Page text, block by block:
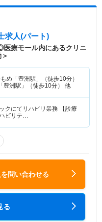
求人(パート)
医療モール内にあるクリニ
め「豊洲駅」（徒歩10分）
豊洲駅」（徒歩10分） 他
にてリハビリ業務 【診療
ビリテ…
問い合わせる
る